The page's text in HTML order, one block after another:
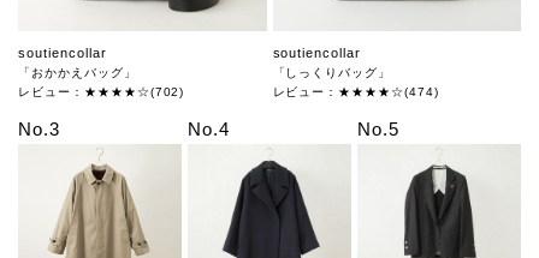
soutiencollar
「おかかえバッグ」
レビュー：★★★★☆(702)
soutiencollar
「しっくりバッグ」
レビュー：★★★★☆(474)
No.3 No.4 No.5